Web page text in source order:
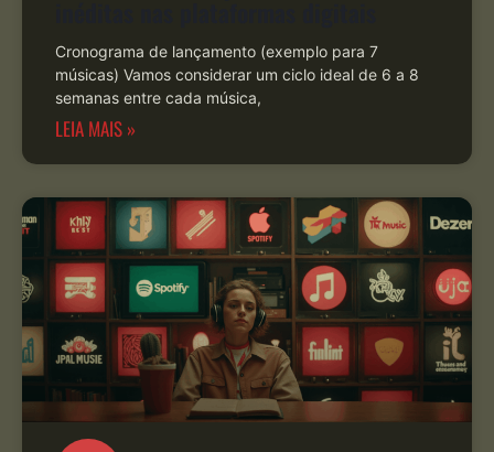
Cronograma de lançamento (exemplo para 7
músicas) Vamos considerar um ciclo ideal de 6 a 8
semanas entre cada música,
LEIA MAIS »